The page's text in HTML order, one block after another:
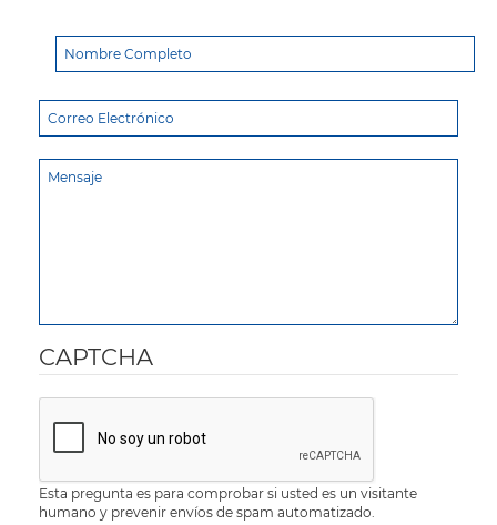
CAPTCHA
Esta pregunta es para comprobar si usted es un visitante
humano y prevenir envíos de spam automatizado.